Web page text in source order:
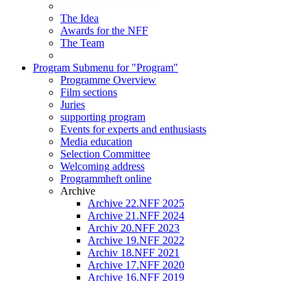
The Idea
Awards for the NFF
The Team
Program Submenu for "Program"
Programme Overview
Film sections
Juries
supporting program
Events for experts and enthusiasts
Media education
Selection Committee
Welcoming address
Programmheft online
Archive
Archive 22.NFF 2025
Archive 21.NFF 2024
Archiv 20.NFF 2023
Archive 19.NFF 2022
Archiv 18.NFF 2021
Archive 17.NFF 2020
Archive 16.NFF 2019